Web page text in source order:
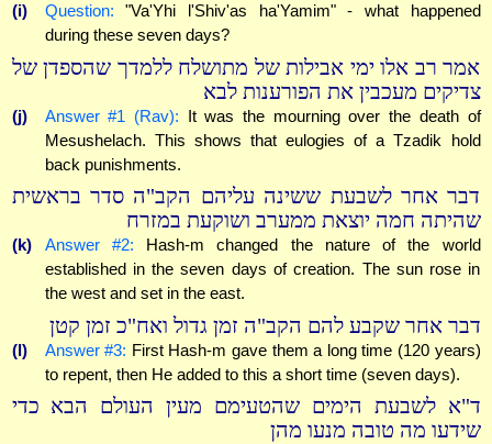
(i) Question: "Va'Yhi l'Shiv'as ha'Yamim" - what happened
during these seven days?
אמר רב אלו ימי אבילות של מתושלח ללמדך שהספדן של
צדיקים מעכבין את הפורענות לבא
(j) Answer #1 (Rav): It was the mourning over the death of
Mesushelach. This shows that eulogies of a Tzadik hold
back punishments.
דבר אחר לשבעת ששינה עליהם הקב"ה סדר בראשית
שהיתה חמה יוצאת ממערב ושוקעת במזרח
(k) Answer #2: Hash-m changed the nature of the world
established in the seven days of creation. The sun rose in
the west and set in the east.
דבר אחר שקבע להם הקב"ה זמן גדול ואח"כ זמן קטן
(l) Answer #3: First Hash-m gave them a long time (120 years)
to repent, then He added to this a short time (seven days).
ד"א לשבעת הימים שהטעימם מעין העולם הבא כדי
שידעו מה טובה מנעו מהן